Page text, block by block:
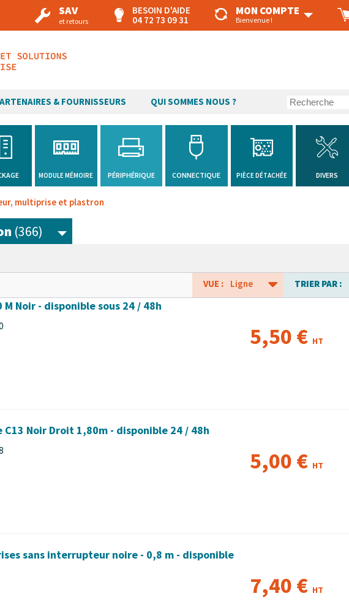
MON COMPTE
Bienvenue !
BESOIN D'AIDE
04 72 73 09 31
SAV
et retours
& FOURNISSEURS QUI SOMMES NOUS ?
MODULE MÉMOIRE PÉRIPHÉRIQUE CONNECTIQUE PIÈCE DÉTACHÉE DIVERS
multiprise et plastron
(366)
TRIER PAR :
VUE : Ligne
Noir - disponible sous 24 / 48h
5,50 € HT
C13 Noir Droit 1,80m - disponible 24 / 48h
5,00 € HT
sans interrupteur noire - 0,8 m - disponible
7,40 € HT